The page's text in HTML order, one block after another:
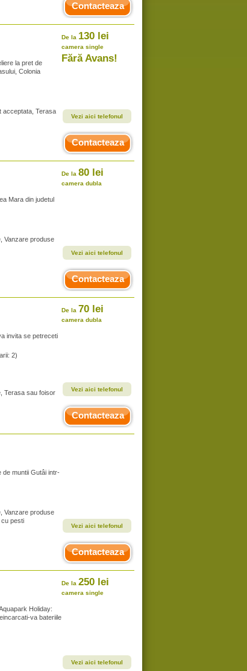
Contacteaza
la pret de
Colonia
acceptata, Terasa
De la 130 lei
camera single
Fără Avans!
Vezi aici telefonul
Contacteaza
Mara din judetul
Vanzare produse
De la 80 lei
camera dubla
Vezi aici telefonul
Contacteaza
invita se petreceti
2)
Terasa sau foisor
De la 70 lei
camera dubla
Vezi aici telefonul
Contacteaza
de muntii Gutâi intr-
Vanzare produse
cu pesti
Vezi aici telefonul
Contacteaza
Holiday:
va bateriile
De la 250 lei
camera single
Vezi aici telefonul